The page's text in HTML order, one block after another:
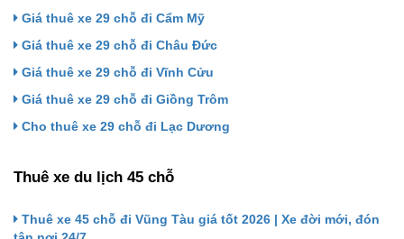
Giá thuê xe 29 chỗ đi Cẩm Mỹ
Giá thuê xe 29 chỗ đi Châu Đức
Giá thuê xe 29 chỗ đi Vĩnh Cửu
Giá thuê xe 29 chỗ đi Giồng Trôm
Cho thuê xe 29 chỗ đi Lạc Dương
Thuê xe du lịch 45 chỗ
Thuê xe 45 chỗ đi Vũng Tàu giá tốt 2026 | Xe đời mới, đón